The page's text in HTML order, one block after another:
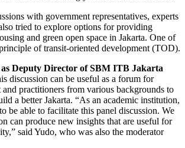
with government representatives, experts
tried to explore options for providing
and green open space in Jakarta. One of
of transit-oriented development (TOD).
Deputy Director of SBM ITB Jakarta
discussion can be useful as a forum for
and practitioners from various backgrounds to
a better Jakarta. “As an academic institution,
be able to facilitate this panel discussion. We
can produce new insights that are useful for
said Yudo, who was also the moderator